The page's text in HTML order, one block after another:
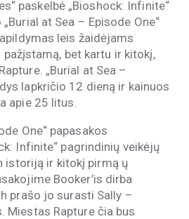
paskelbė „Bioshock: Infinite“
at Sea – Episode One“
leis žaidėjams
bet kartu ir kitokį,
„Burial at Sea –
lapkričio 12 dieną ir kainuos
apie 25 litus.
One“ papasakos
Infinite“ pagrindinių veikėjų
istoriją ir kitokį pirmą ų
Booker’is dirba
prašo jo surasti Sally –
Miestas Rapture čia bus